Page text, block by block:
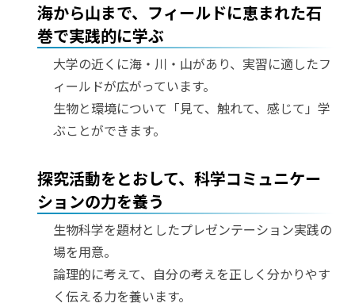
海から山まで、フィールドに恵まれた石
巻で実践的に学ぶ
大学の近くに海・川・山があり、実習に適したフ
ィールドが広がっています。
生物と環境について「見て、触れて、感じて」学
ぶことができます。
探究活動をとおして、科学コミュニケー
ションの力を養う
生物科学を題材としたプレゼンテーション実践の
場を用意。
論理的に考えて、自分の考えを正しく分かりやす
く伝える力を養います。